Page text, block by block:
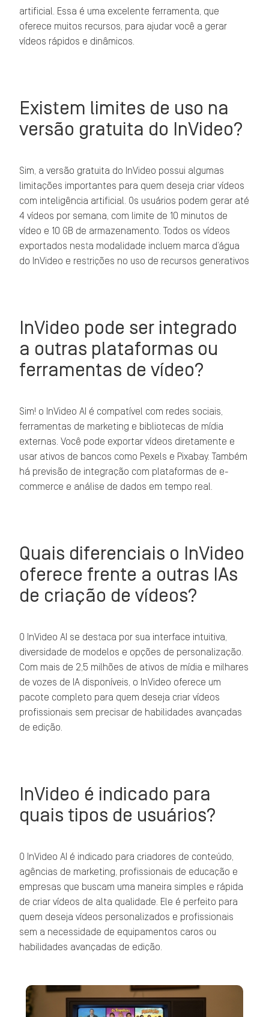
artificial. Essa é uma excelente ferramenta, que
oferece muitos recursos, para ajudar você a gerar
vídeos rápidos e dinâmicos.
Existem limites de uso na
versão gratuita do InVideo?
Sim, a versão gratuita do InVideo possui algumas
limitações importantes para quem deseja criar vídeos
com inteligência artificial. Os usuários podem gerar até
4 vídeos por semana, com limite de 10 minutos de
vídeo e 10 GB de armazenamento. Todos os vídeos
exportados nesta modalidade incluem marca d’água
do InVideo e restrições no uso de recursos generativos
InVideo pode ser integrado
a outras plataformas ou
ferramentas de vídeo?
Sim! o InVideo AI é compatível com redes sociais,
ferramentas de marketing e bibliotecas de mídia
externas. Você pode exportar vídeos diretamente e
usar ativos de bancos como Pexels e Pixabay. Também
há previsão de integração com plataformas de e-
commerce e análise de dados em tempo real.
Quais diferenciais o InVideo
oferece frente a outras IAs
de criação de vídeos?
O InVideo AI se destaca por sua interface intuitiva,
diversidade de modelos e opções de personalização.
Com mais de 2,5 milhões de ativos de mídia e milhares
de vozes de IA disponíveis, o InVideo oferece um
pacote completo para quem deseja criar vídeos
profissionais sem precisar de habilidades avançadas
de edição.
InVideo é indicado para
quais tipos de usuários?
O InVideo AI é indicado para criadores de conteúdo,
agências de marketing, profissionais de educação e
empresas que buscam uma maneira simples e rápida
de criar vídeos de alta qualidade. Ele é perfeito para
quem deseja vídeos personalizados e profissionais
sem a necessidade de equipamentos caros ou
habilidades avançadas de edição.